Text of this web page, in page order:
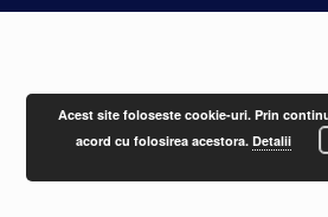
Acest site foloseste cookie-uri. Prin
acord cu folosirea acestora.Detalii